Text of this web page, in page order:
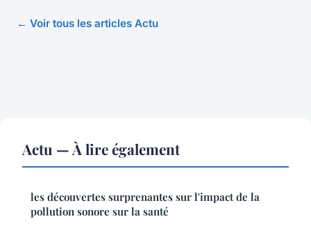
← Voir tous les articles Actu
Actu — À lire également
les découvertes surprenantes sur l'impact de la
pollution sonore sur la santé